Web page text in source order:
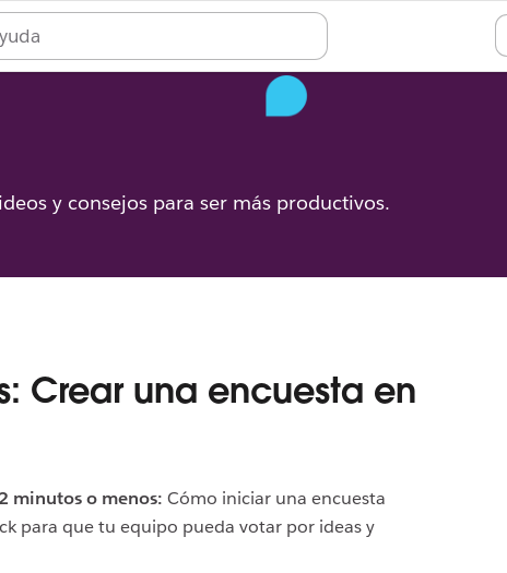
y consejos para ser más productivos.
Crear una encuesta en
minutos o menos: Cómo iniciar una encuesta
para que tu equipo pueda votar por ideas y